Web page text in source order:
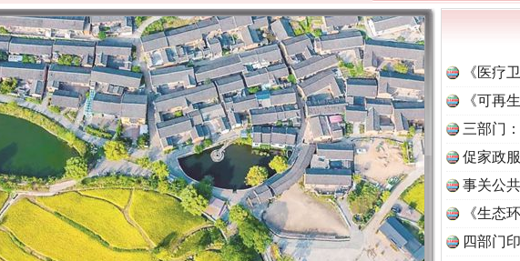
《医疗
《可再
三部门
促家政
事关公
《生态
读
四部门